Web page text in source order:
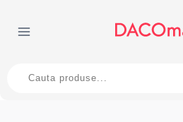
content
search